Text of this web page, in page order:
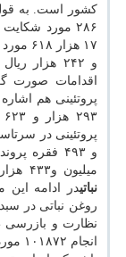
۲۸۶ مورد
و ۲۴۲ هزار ریال شده است.
اقدامات صورت
پروتئینی هم
میلیون و۴۳۳ هزار و ۶۲۲ ریال بوده است.
نباتیدر ادامه این
روغن نباتی در
نظارت و